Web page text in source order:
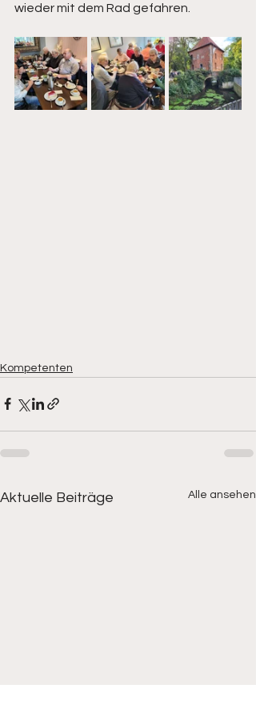
wieder mit dem Rad gefahren.
Kompetenten
Aktuelle Beiträge Alle ansehen